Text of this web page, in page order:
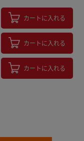
カートに入れる
カートに入れる
カートに入れる